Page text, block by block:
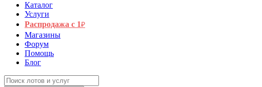
Каталог
Услуги
Распродажа с 1₽
Магазины
Форум
Помощь
Блог